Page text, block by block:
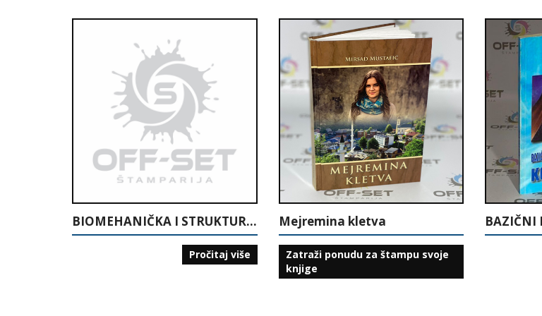
BIOMEHANIČKA I STRUKTURALNA ANALIZA TEHNIKE RUKOMETA
Pročitaj više
Mejremina kletva
Zatraži ponudu za štampu svoje
knjige